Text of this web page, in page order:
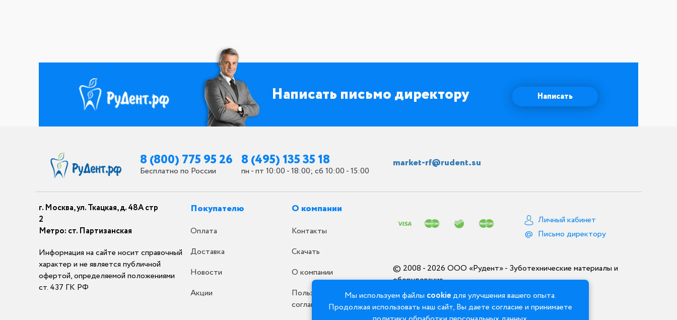
Мы используем файлы cookieдля улучшения вашего опыта.
Продолжая использовать наш сайт, Вы даете согласие и принимаете
Написать письмо директору Написать
8 (800) 775 95 26
Бесплатно по России
8 (495) 135 35 18
пн - пт 10:00 - 18:00; сб 10:00 - 15:00
market-rf@rudent.su
г. Москва, ул. Ткацкая, д. 48А стр
2
Метро: ст. Партизанская
Информация на сайте носит справочный
характер и не является публичной
офертой, определяемой положениями
ст. 437 ГК РФ
Покупателю
Оплата
Доставка
Новости
Акции
О компании
Контакты
Скачать
О компании
Пользовательское
соглашение
Личный кабинет
Письмо директору
© 2008 - 2026 ООО «Рудент» - Зуботехнические материалы и
оборудование